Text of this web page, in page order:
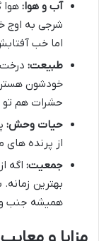
آب و هوا: هوا
شرجی به اوج
اما خب
طبیعت:
خودشون
حشرات هم تو
حیات وحش:
از پرنده
جمعیت: اگه
بهترین
همیشه جنب